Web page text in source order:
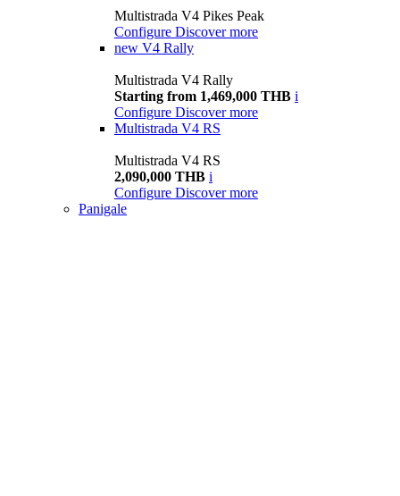
Multistrada V4 Pikes Peak
Configure Discover more
new V4 Rally
Multistrada V4 Rally
Starting from 1,469,000 THB i
Configure Discover more
Multistrada V4 RS
Multistrada V4 RS
2,090,000 THB i
Configure Discover more
Panigale